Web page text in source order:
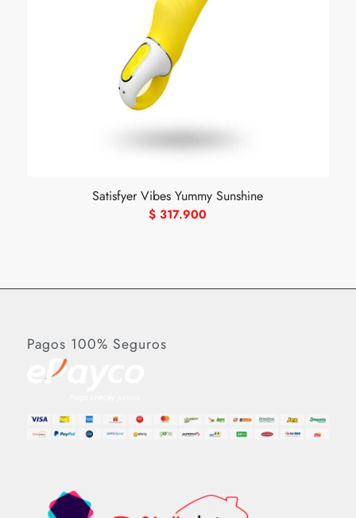
Satisfyer Vibes Yummy Sunshine
$ 317.900
Pagos 100% Seguros